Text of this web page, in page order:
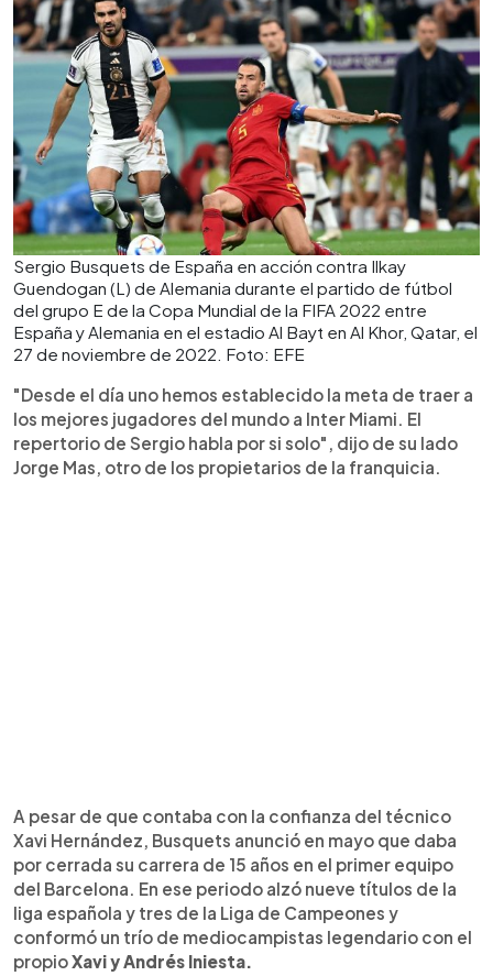
Sergio Busquets de España en acción contra Ilkay
Guendogan (L) de Alemania durante el partido de fútbol
del grupo E de la Copa Mundial de la FIFA 2022 entre
España y Alemania en el estadio Al Bayt en Al Khor, Qatar, el
27 de noviembre de 2022. Foto: EFE
"Desde el día uno hemos establecido la meta de traer a
los mejores jugadores del mundo a Inter Miami. El
repertorio de Sergio habla por si solo", dijo de su lado
Jorge Mas, otro de los propietarios de la franquicia.
A pesar de que contaba con la confianza del técnico
Xavi Hernández, Busquets anunció en mayo que daba
por cerrada su carrera de 15 años en el primer equipo
del Barcelona. En ese periodo alzó nueve títulos de la
liga española y tres de la Liga de Campeones y
conformó un trío de mediocampistas legendario con el
propioXavi y Andrés Iniesta.